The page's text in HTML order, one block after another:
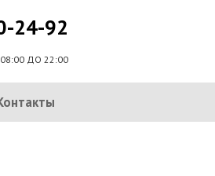
24-92
ДО 22:00